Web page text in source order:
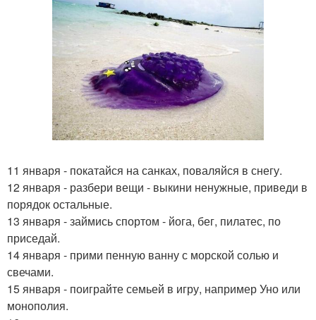
11 января - покатайся на санках, поваляйся в снегу.
12 января - разбери вещи - выкини ненужные, приведи в
порядок остальные.
13 января - займись спортом - йога, бег, пилатес, по
приседай.
14 января - прими пенную ванну с морской солью и
свечами.
15 января - поиграйте семьей в игру, например Уно или
монополия.